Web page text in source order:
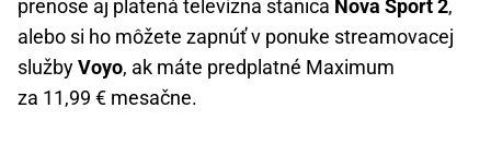
prenose aj platená televízna stanica Nova Sport 2,
alebo si ho môžete zapnúť v ponuke streamovacej
službyVoyo, ak máte predplatné Maximum
za 11,99 € mesačne.